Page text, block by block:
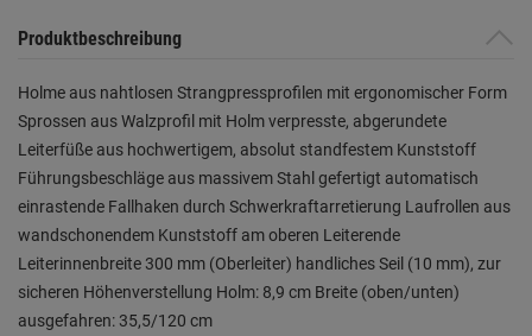
Produktbeschreibung
Holme aus nahtlosen Strangpressprofilen mit ergonomischer Form
Sprossen aus Walzprofil mit Holm verpresste, abgerundete
Leiterfüße aus hochwertigem, absolut standfestem Kunststoff
Führungsbeschläge aus massivem Stahl gefertigt automatisch
einrastende Fallhaken durch Schwerkraftarretierung Laufrollen aus
wandschonendem Kunststoff am oberen Leiterende
Leiterinnenbreite 300 mm (Oberleiter) handliches Seil (10 mm), zur
sicheren Höhenverstellung Holm: 8,9 cm Breite (oben/unten)
ausgefahren: 35,5/120 cm